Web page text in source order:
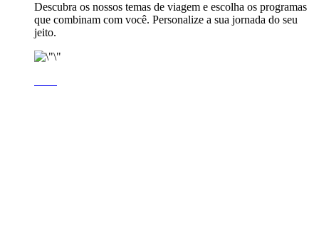
Descubra os nossos temas de viagem e escolha os programas
que combinam com você. Personalize a sua jornada do seu
jeito.